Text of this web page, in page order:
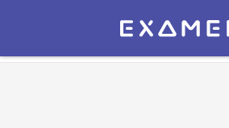
Экзамер — ЕГЭ 2027